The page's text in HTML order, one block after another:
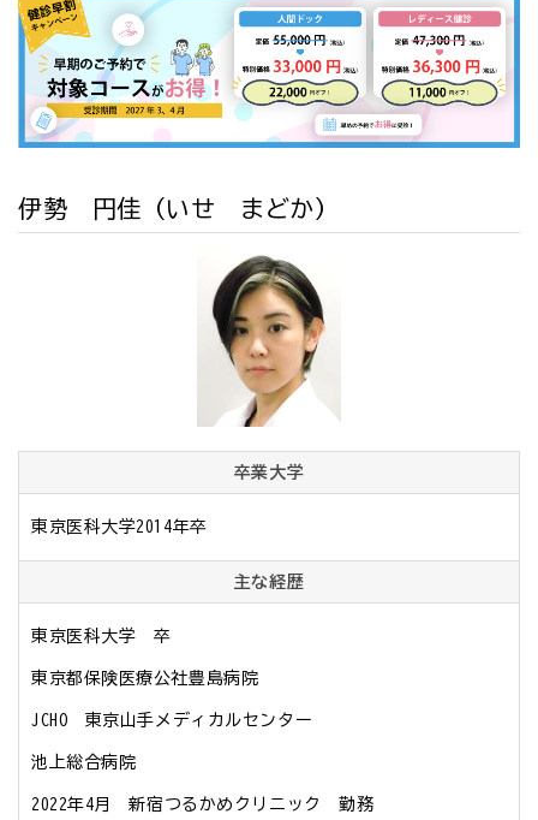
伊勢 円佳 （いせ まどか）
卒業大学
東京医科大学2014年卒
主な経歴
東京医科大学　卒
東京都保険医療公社豊島病院
JCHO　東京山手メディカルセンター
池上総合病院
2022年4月　新宿つるかめクリニック　勤務